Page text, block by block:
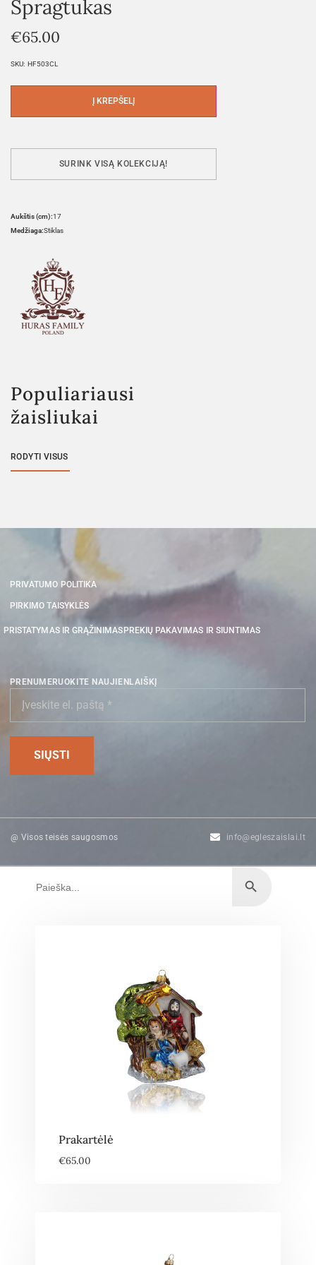
Spragtukas
€65.00
SKU: HF503CL
Į KREPŠELĮ
SURINK VISĄ KOLEKCIJĄ!
Aukštis (cm):17
Medžiaga:Stiklas
Populiariausi
žaisliukai
RODYTI VISUS
PRIVATUMO POLITIKA
PIRKIMO TAISYKLĖS
PRISTATYMAS IR GRĄŽINIMAS PREKIŲ PAKAVIMAS IR SIUNTIMAS
PRENUMERUOKITE NAUJIENLAIŠKĮ
@ Visos teisės saugosmos info@egleszaislai.lt
Prakartėlė
€65.00